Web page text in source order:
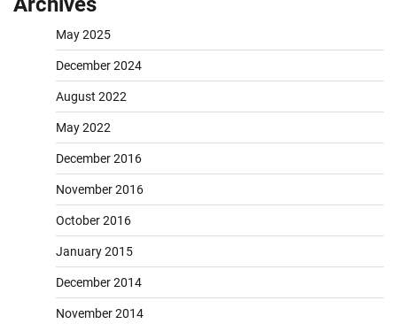
May 2025
December 2024
August 2022
May 2022
December 2016
November 2016
October 2016
January 2015
December 2014
November 2014